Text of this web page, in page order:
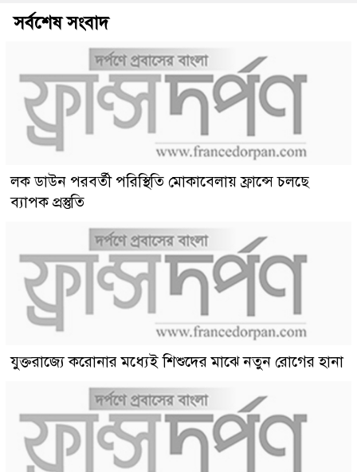
সর্বশেষ সংবাদ
লক ডাউন পরবর্তী পরিস্থিতি মোকাবেলায় ফ্রান্সে চলছে
ব্যাপক প্রস্তুতি
যুক্তরাজ্যে করোনার মধ্যেই শিশুদের মাঝে নতুন রোগের হানা